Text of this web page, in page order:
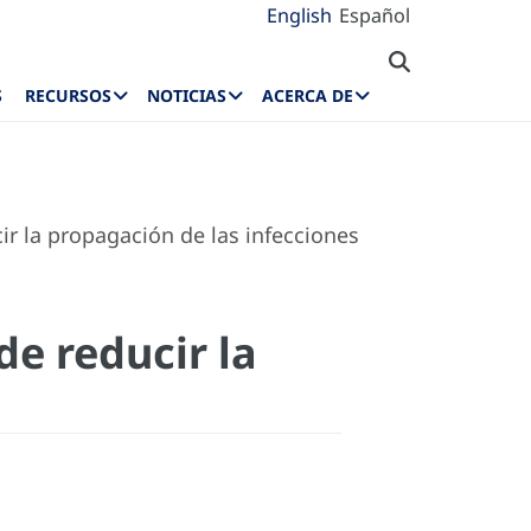
English Español
RECURSOS NOTICIAS ACERCA DE
la propagación de las infecciones
reducir la